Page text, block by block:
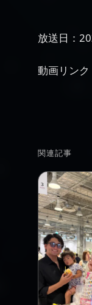
放送日：
動画リンク
関連記事